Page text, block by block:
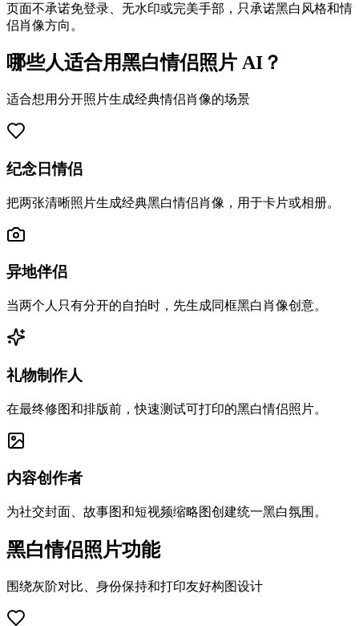
页面不承诺免登录、无水印或完美手部，只承诺黑白风格和情
侣肖像方向。
哪些人适合用黑白情侣照片 AI？
适合想用分开照片生成经典情侣肖像的场景
纪念日情侣
把两张清晰照片生成经典黑白情侣肖像，用于卡片或相册。
异地伴侣
当两个人只有分开的自拍时，先生成同框黑白肖像创意。
礼物制作人
在最终修图和排版前，快速测试可打印的黑白情侣照片。
内容创作者
为社交封面、故事图和短视频缩略图创建统一黑白氛围。
黑白情侣照片功能
围绕灰阶对比、身份保持和打印友好构图设计